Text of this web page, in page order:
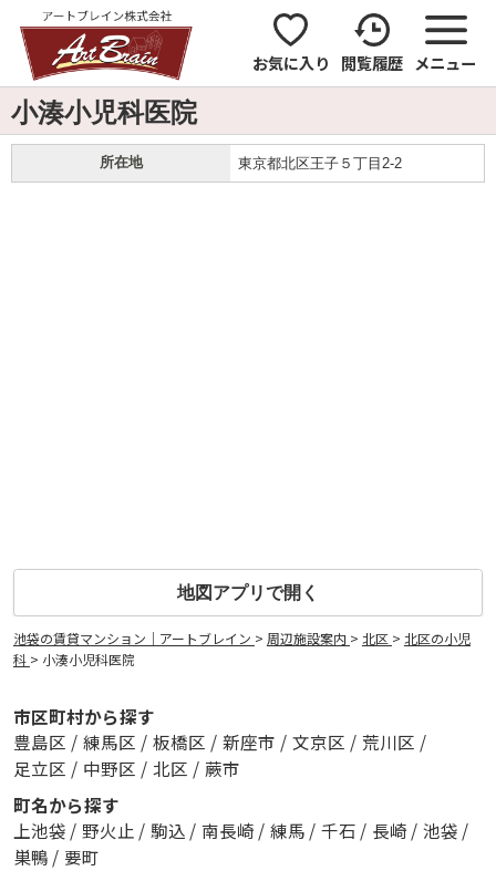
お気に入り 閲覧履歴 メニュー
小湊小児科医院
所在地 東京都北区王子５丁目2-2
地図アプリで開く
池袋の賃貸マンション｜アートブレイン > 周辺施設案内 > 北区 > 北区の小児
科 > 小湊小児科医院
市区町村から探す
豊島区 / 練馬区 / 板橋区 / 新座市 / 文京区 / 荒川区 /
足立区 / 中野区 / 北区 / 蕨市
町名から探す
上池袋 / 野火止 / 駒込 / 南長崎 / 練馬 / 千石 / 長崎 / 池袋 /
巣鴨 / 要町